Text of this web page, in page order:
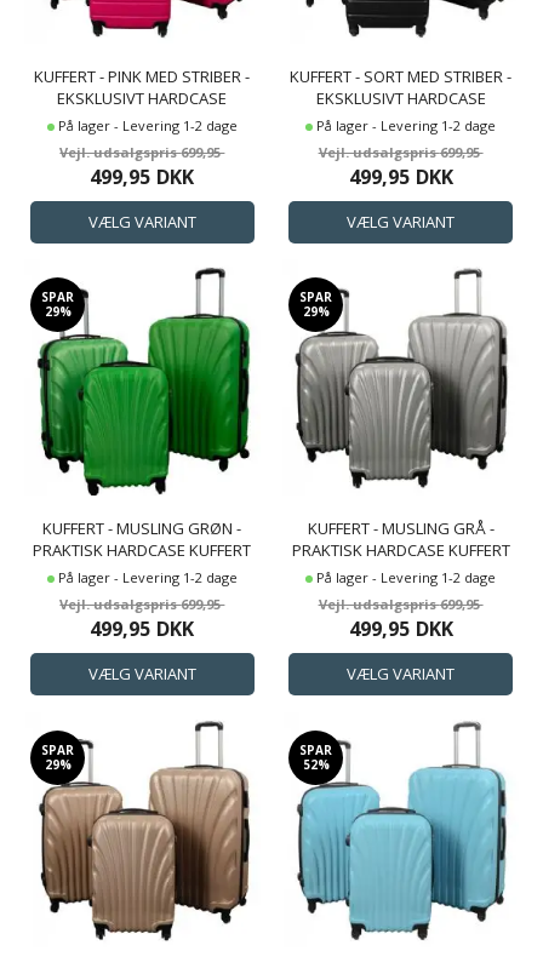
KUFFERT - PINK MED STRIBER -
EKSKLUSIVT HARDCASE
LETVÆGT KUFFERT
På lager - Levering 1-2 dage
699,95
499,95 DKK
KUFFERT - SORT MED STRIBER -
EKSKLUSIVT HARDCASE
LETVÆGT KUFFERT
På lager - Levering 1-2 dage
699,95
499,95 DKK
SPAR
29%
KUFFERT - MUSLING GRØN -
PRAKTISK HARDCASE KUFFERT
På lager - Levering 1-2 dage
699,95
499,95 DKK
SPAR
29%
KUFFERT - MUSLING GRÅ -
PRAKTISK HARDCASE KUFFERT
På lager - Levering 1-2 dage
699,95
499,95 DKK
SPAR
29%
SPAR
52%